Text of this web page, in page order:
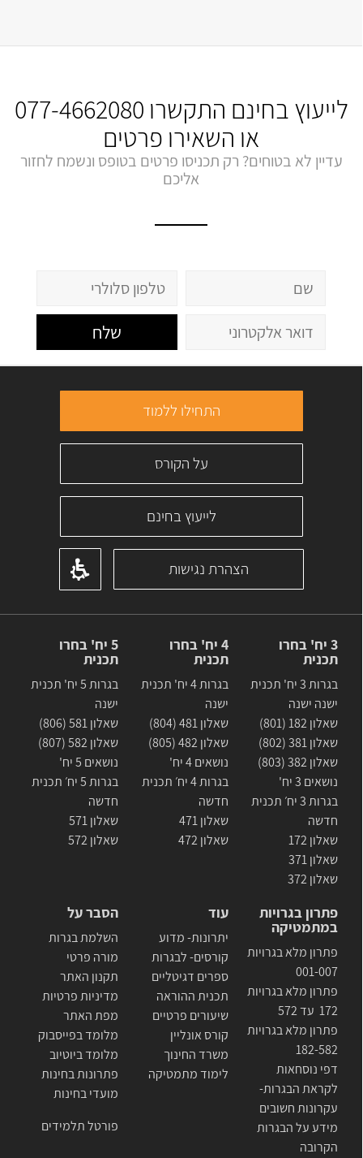
לייעוץ בחינם התקשרו 077-4662080
או השאירו פרטים
עדיין לא בטוחים? רק תכניסו פרטים בטופס ונשמח לחזור
אליכם
שלח
התחילו ללמוד
על הקורס
לייעוץ בחינם
הצהרת נגישות
3 יח' בחרו
תכנית
בגרות 3 יח' תכנית
ישנה ישנה
שאלון 182 (801)
שאלון 381 (802)
שאלון 382 (803)
נושאים 3 יח'
בגרות 3 יח׳ תכנית
חדשה
שאלון 172
שאלון 371
שאלון 372
4 יח' בחרו
תכנית
בגרות 4 יח' תכנית
ישנה
שאלון 481 (804)
שאלון 482 (805)
נושאים 4 יח'
בגרות 4 יח׳ תכנית
חדשה
שאלון 471
שאלון 472
5 יח' בחרו
תכנית
בגרות 5 יח' תכנית
ישנה
שאלון 581 (806)
שאלון 582 (807)
נושאים 5 יח'
בגרות 5 יח׳ תכנית
חדשה
שאלון 571
שאלון 572
פתרון בגרויות
במתמטיקה
פתרון מלא בגרויות
001-007
פתרון מלא בגרויות
172 עד 572
פתרון מלא בגרויות
182-582
דפי נוסחאות
לקראת הבגרות-
עקרונות חשובים
מידע על הבגרות
הקרובה
עוד
יתרונות- מדוע
קורסים- לבגרות
ספרים דגיטליים
תכנית ההוראה
שיעורים פרטיים
קורס אונליין
משרד החינוך
לימוד מתמטיקה
הסבר על
השלמת בגרות
מורה פרטי
תקנון האתר
מדיניות פרטיות
מפת האתר
מלומד בפייסבוק
מלומד ביוטיוב
פתרונות בחינות
מועדי בחינות
פורטל תלמידים